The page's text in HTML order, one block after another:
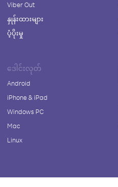
Viber Out
နှုန်းထားများ
ပံ့ပိုးမှု
ဒေါင်းလုတ်
Android
iPhone & iPad
Windows PC
Mac
Linux